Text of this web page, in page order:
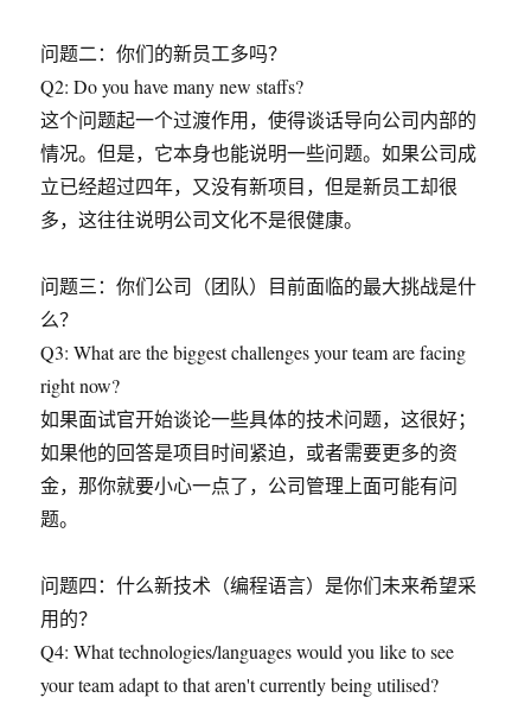
问题二：你们的新员工多吗？
Q2: Do you have many new staffs?
这个问题起一个过渡作用，使得谈话导向公司内部的
情况。但是，它本身也能说明一些问题。如果公司成
立已经超过四年，又没有新项目，但是新员工却很
多，这往往说明公司文化不是很健康。
问题三：你们公司（团队）目前面临的最大挑战是什
么？
Q3: What are the biggest challenges your team are facing
right now?
如果面试官开始谈论一些具体的技术问题，这很好；
如果他的回答是项目时间紧迫，或者需要更多的资
金，那你就要小心一点了，公司管理上面可能有问
题。
问题四：什么新技术（编程语言）是你们未来希望采
用的？
Q4: What technologies/languages would you like to see
your team adapt to that aren't currently being utilised?